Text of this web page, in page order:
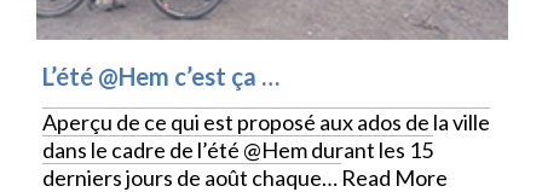
L’été @Hem c’est ça …
Aperçu de ce qui est proposé aux ados de la ville
dans le cadre de l’été @Hem durant les 15
derniers jours de août chaque… Read More